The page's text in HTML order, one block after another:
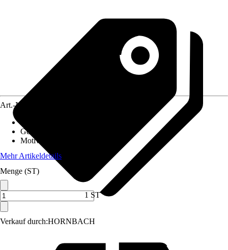
Verkauf durch:HORNBACH
Art.-Nr.
Gewicht
Motivkategorie
Mehr Artikeldetails
Menge (ST)
1 ST